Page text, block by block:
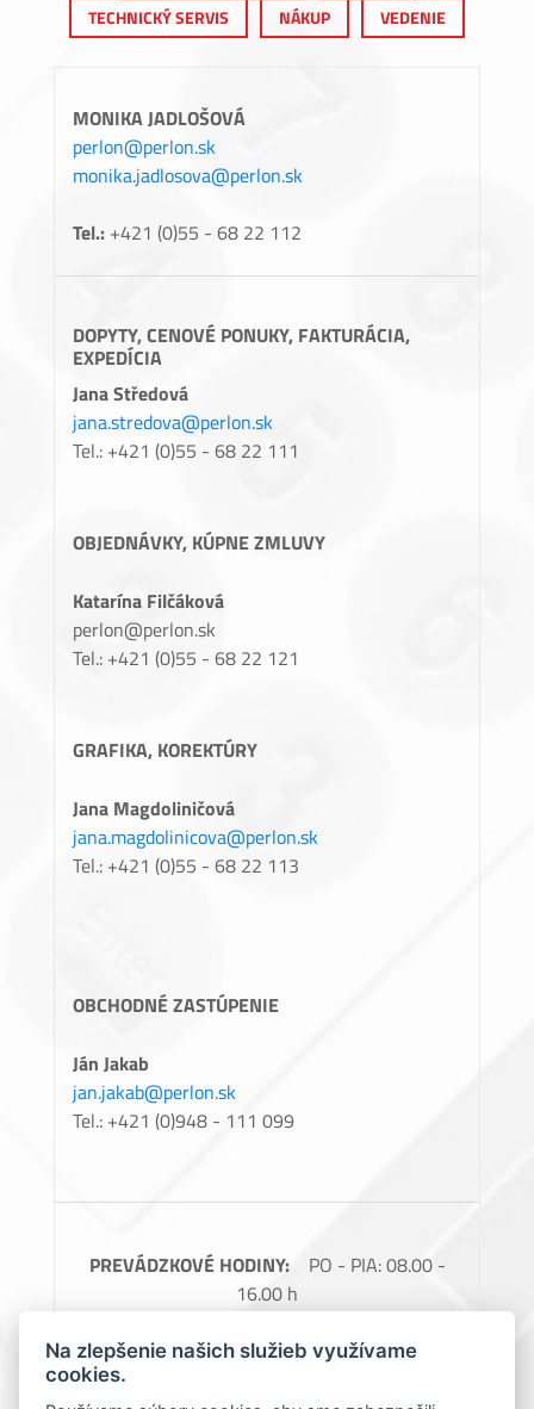
TECHNICKÝ SERVIS
NÁKUP VEDENIE
MONIKA JADLOŠOVÁ
perlon@perlon.sk
monika.jadlosova@perlon.sk
Tel.: +421 (0)55 - 68 22 112
DOPYTY, CENOVÉ PONUKY, FAKTURÁCIA,
EXPEDÍCIA
Jana Středová
jana.stredova@perlon.sk
Tel.: +421 (0)55 - 68 22 111
OBJEDNÁVKY, KÚPNE ZMLUVY
Katarína Filčáková
perlon@perlon.sk
Tel.: +421 (0)55 - 68 22 121
GRAFIKA, KOREKTÚRY
Jana Magdoliničová
jana.magdolinicova@perlon.sk
Tel.: +421 (0)55 - 68 22 113
OBCHODNÉ ZASTÚPENIE
Ján Jakab
jan.jakab@perlon.sk
Tel.: +421 (0)948 - 111 099
PREVÁDZKOVÉ HODINY:
PO - PIA: 08.00 -
16.00 h
FAKTURAČNÉ ÚDAJE:Perlon, spol. s.r.o.,
Barčianska 66, 040 17 Košice, IČO: 31728685,
IČ DPH: SK2020488976
Na zlepšenie našich služieb využívame
cookies.